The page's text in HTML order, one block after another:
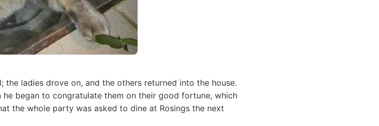
the ladies drove on, and the others returned into the house.
began to congratulate them on their good fortune, which
the whole party was asked to dine at Rosings the next